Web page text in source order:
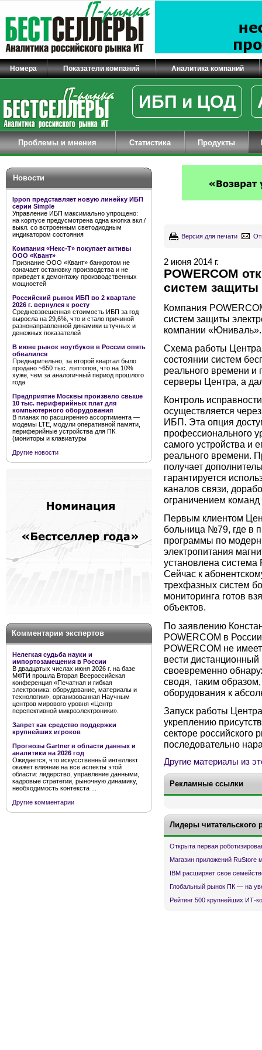
Номера Показатели компаний Аналитика компаний
ИБП и ЦОД
Проблемы и мнения Статистика Продукты
Новости
Ippon представляет новую линейку ИБП
серии Simple
Управление ИБП максимально упрощено:
на корпусе предусмотрена одна кнопка вкл./
выкл. со встроенным светодиодным
индикатором состояния
Компания «Некс-Т» покупает активы
ООО «Квант»
Признание ООО «Квант» банкротом не
означает остановку производства и не
приведет к демонтажу производственных
мощностей
Российский рынок ИБП во 2 квартале
2026 г. вернулся к росту
Средневзвешенная стоимость ИБП за год
выросла на 29,6%, что и стало причиной
разнонаправленной динамики штучных и
денежных показателей
В июне рынок ноутбуков в России опять
обвалился
Предварительно, за второй квартал было
продано ~650 тыс. лэптопов, что на 10%
хуже, чем за аналогичный период прошлого
года
Предприятие Москвы произвело свыше
10 тыс. периферийных плат для
компьютерного оборудования
В планах по расширению ассортимента —
модемы LTE, модули оперативной памяти,
периферийные устройства для ПК
(мониторы и клавиатуры
Другие новости
Комментарии экспертов
Нелегкая судьба науки и
импортозамещения в России
В двадцатых числах июня 2026 г. на базе
МФТИ прошла Вторая Всероссийская
конференция «Печатная и гибкая
электроника: оборудование, материалы и
технологии», организованная Научным
центров мирового уровня «Центр
перспективной микроэлектроники».
Запрет как средство поддержки
крупнейших игроков
Прогнозы Gartner в области данных и
аналитики на 2026 год
Ожидается, что искусственный интеллект
окажет влияние на все аспекты этой
области: лидерство, управление данными,
кадровые стратегии, рыночную динамику,
необходимость контекста ...
Другие комментарии
Версия для печати
2 июня 2014 г.
POWERCOM
систем защиты
Компания
систем защиты
компании «Юниваль».
Схема работы Центра
состоянии систем
реального времени
серверы Центра, а
Контроль
осуществляется
ИБП. Эта опция
профессионального
самого устройства и
реального времени.
получает
гарантируется
каналов связи,
ограничением
Первым клиентом
больница №79, где в
программы по
электропитания
установлена
Сейчас к
трехфазных систем
мониторинга готов
объектов.
По заявлению
POWERCOM в
POWERCOM не
вести дистанционный
своевременно
сводя, таким
оборудования к
Запуск работы
укреплению
секторе российского
последовательно
Другие материалы из
Рекламные ссылки
Лидеры читательского
Открыта первая
Магазин приложений RuStore
IBM расширяет свое
Глобальный рынок ПК — на
Рейтинг 500 крупнейших ИТ-